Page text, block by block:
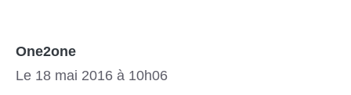
One2one
Le 18 mai 2016 à 10h06